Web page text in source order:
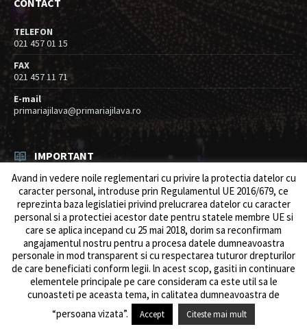
CONTACT
TELEFON
021 457 01 15
FAX
021 457 11 71
E-mail
primariajilava@primariajilava.ro
IMPORTANT
Rezultat concurs expert – proba scrisa
06/08/2026 inResurse umane / Achizitii
Anunt concurs
05/08/2026 Resurse umane / Achizitii
© 2026 Primăria Comunei Jilava. Dev byows.ro
Avand in vedere noile reglementari cu privire la protectia datelor cu
caracter personal, introduse prin Regulamentul UE 2016/679, ce
reprezinta baza legislatiei privind prelucrarea datelor cu caracter
personal si a protectiei acestor date pentru statele membre UE si
care se aplica incepand cu 25 mai 2018, dorim sa reconfirmam
angajamentul nostru pentru a procesa datele dumneavoastra
personale in mod transparent si cu respectarea tuturor drepturilor
de care beneficiati conform legii. ln acest scop, gasiti in continuare
elementele principale pe care consideram ca este util sa le
cunoasteti pe aceasta tema, in calitatea dumneavoastra de
“persoana vizata”.
Accept Citeste mai mult